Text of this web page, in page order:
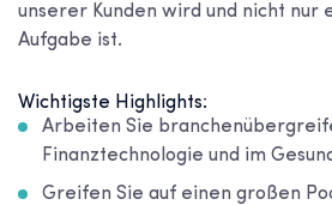
unserer Kunden wird und nicht nur
Aufgabe ist.
Wichtigste Highlights:
Arbeiten Sie
Finanztechnologie und im
Greifen Sie auf einen großen